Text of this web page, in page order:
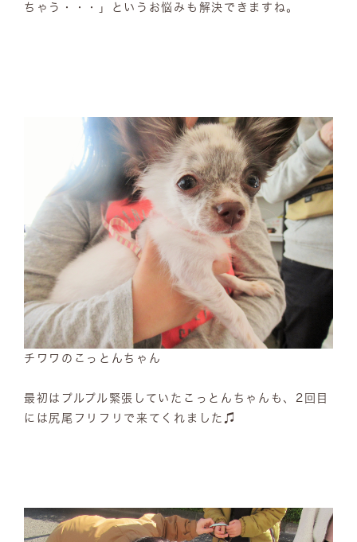
ちゃう・・・」というお悩みも解決できますね。
チワワのこっとんちゃん
最初はプルプル緊張していたこっとんちゃんも、2回目
には尻尾フリフリで来てくれました♫